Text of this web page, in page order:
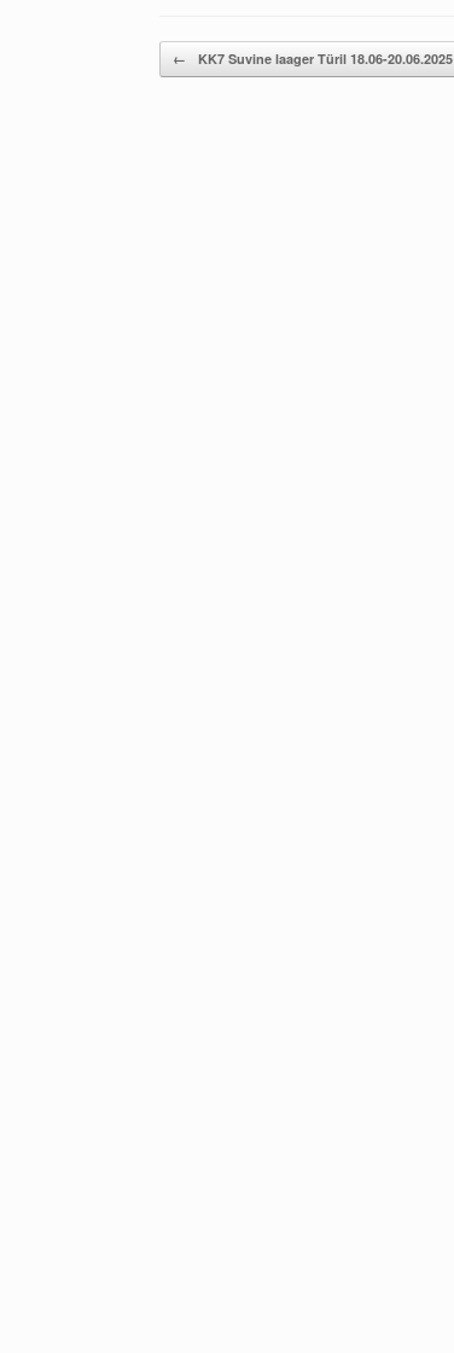
Post navigation
← KK7 Suvine laager Türil 18.06-20.06.2025